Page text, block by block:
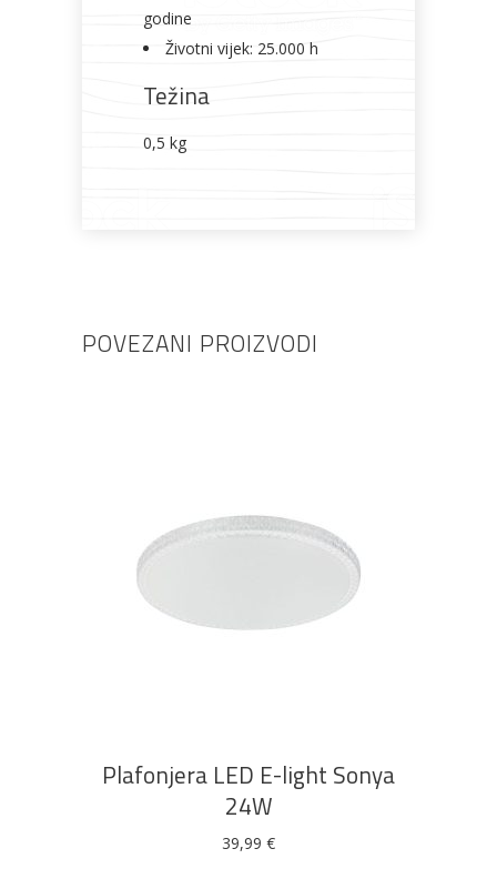
godine
Životni vijek: 25.000 h
Težina
0,5 kg
POVEZANI PROIZVODI
Plafonjera LED E-light Sonya
24W
39,99 €